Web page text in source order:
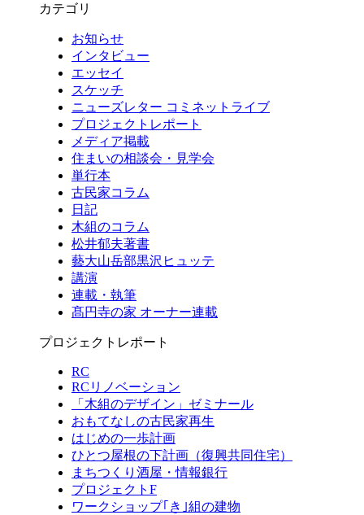
カテゴリ
お知らせ
インタビュー
エッセイ
スケッチ
ニューズレター コミネットライブ
プロジェクトレポート
メディア掲載
住まいの相談会・見学会
単行本
古民家コラム
日記
木組のコラム
松井郁夫著書
藝大山岳部黒沢ヒュッテ
講演
連載・執筆
髙円寺の家 オーナー連載
プロジェクトレポート
RC
RCリノベーション
「木組のデザイン」ゼミナール
おもてなしの古民家再生
はじめの一歩計画
ひとつ屋根の下計画（復興共同住宅）
まちつくり酒屋・情報銀行
プロジェクトF
ワークショップ｢き｣組の建物